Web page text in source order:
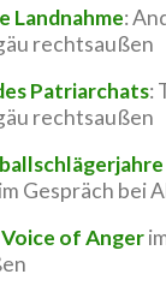
Landnahme:
rechtsaußen
Patriarchats:
rechtsaußen
im Gespräch bei
of Anger